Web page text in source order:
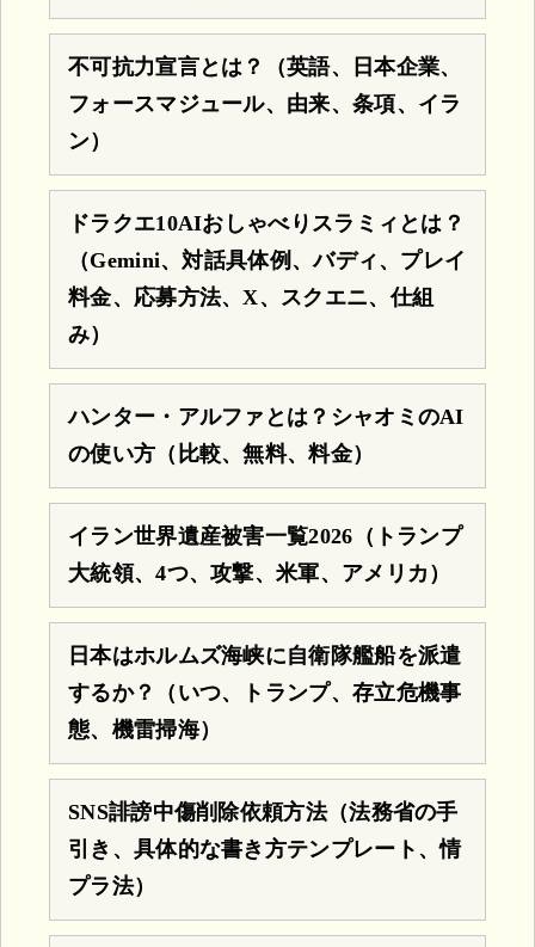
不可抗力宣言とは？（英語、日本企業、
フォースマジュール、由来、条項、イラ
ン）
ドラクエ10AIおしゃべりスラミィとは？
（Gemini、対話具体例、バディ、プレイ
料金、応募方法、X、スクエニ、仕組
み）
ハンター・アルファとは？シャオミのAI
の使い方（比較、無料、料金）
イラン世界遺産被害一覧2026（トランプ
大統領、4つ、攻撃、米軍、アメリカ）
日本はホルムズ海峡に自衛隊艦船を派遣
するか？（いつ、トランプ、存立危機事
態、機雷掃海）
SNS誹謗中傷削除依頼方法（法務省の手
引き、具体的な書き方テンプレート、情
プラ法）